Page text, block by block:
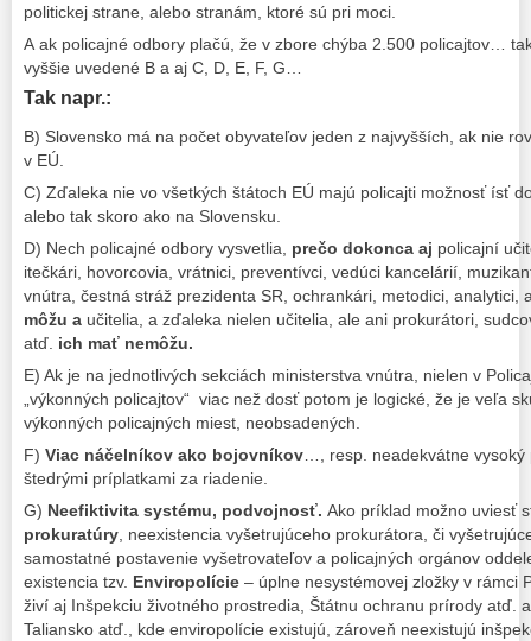
politickej strane, alebo stranám, ktoré sú pri moci.
A ak policajné odbory plačú, že v zbore chýba 2.500 policajtov…
vyššie uvedené B a aj C, D, E, F, G…
Tak napr.:
B) Slovensko má na počet obyvateľov jeden z najvyšších, ak nie
v EÚ.
C) Zďaleka nie vo všetkých štátoch EÚ majú policajti možnosť ísť
alebo tak skoro ako na Slovensku.
D) Nech policajné odbory vysvetlia, prečo dokonca aj policajní
itečkári, hovorcovia, vrátnici, preventívci, vedúci kancelárií,
vnútra, čestná stráž prezidenta SR, ochrankári, metodici, analytici,
môžu a učitelia, a zďaleka nielen učitelia, ale ani prokurátori,
atď. ich mať nemôžu.
E) Ak je na jednotlivých sekciách ministerstva vnútra, nielen v
„výkonných policajtov“ viac než dosť potom je logické, že je veľa
výkonných policajných miest, neobsadených.
F) Viac náčelníkov ako bojovníkov…, resp. neadekvátne vysoký
štedrými príplatkami za riadenie.
G) Neefiktivita systému, podvojnosť. Ako príklad možno uviesť
prokuratúry, neexistencia vyšetrujúceho prokurátora, či
samostatné postavenie vyšetrovateľov a policajných orgánov
existencia tzv. Enviropolície – úplne nesystémovej zložky v rámci
živí aj Inšpekciu životného prostredia, Štátnu ochranu prírody atď.
Taliansko atď., kde enviropolície existujú, zároveň neexistujú